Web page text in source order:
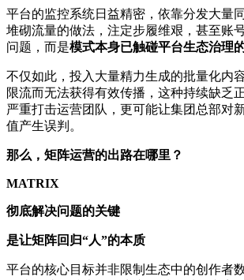
平台的监控系统日益精密，依靠分发大量
堆砌流量的做法，注定步履维艰，甚至账
问题，而是模式本身已触碰平台生态治理的
不仅如此，投入大量精力生成的批量化内
限流而无法获得有效传播，这种持续缺乏
严重打击运营团队，更可能让集团总部对
值产生误判。
那么，矩阵运营的出路在哪里？
MATRIX
彻底解决问题的关键
是让矩阵回归“人”的本质
平台的核心目标并非限制生态中的创作者